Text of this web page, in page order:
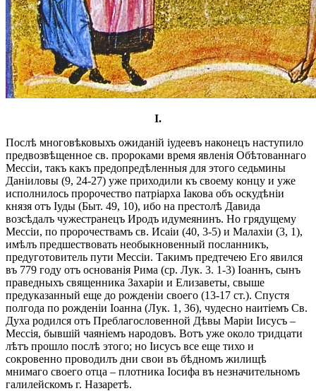
I.
Послѣ многовѣковыхъ ожиданій іудеевъ наконецъ наступило
предвозвѣщенное св. пророками время явленія Обѣтованнаго
Мессіи, такъ какъ предопредѣленныя для этого седьмины
Даніиловы (9, 24-27) уже приходили къ своему концу и уже
исполнилось пророчество патріарха Іакова объ оскудѣніи
князя отъ Іуды (Быт. 49, 10), ибо на престолѣ Давида
возсѣдалъ чужестранецъ Иродъ идумеянинъ. Но грядущему
Мессіи, по пророчествамъ св. Исаіи (40, 3-5) и Малахіи (3, 1),
имѣлъ предшествовать необыкновенный посланникъ,
предуготовитель пути Мессіи. Такимъ предтечею Его явился
въ 779 году отъ основанія Рима (ср. Лук. 3. 1-3) Іоаннъ, сынъ
праведныхъ священника Захаріи и Елизаветы, свыше
предуказанный еще до рожденіи своего (13-17 ст.). Спустя
полгода по рожденіи Іоанна (Лук. 1, 36), чудесно наитіемъ Св.
Духа родился отъ Преблагословенной Дѣвы Маріи Іисусъ –
Мессія, бывшій чаяніемъ народовъ. Вотъ уже около тридцати
лѣтъ прошло послѣ этого; но Іисусъ все еще тихо и
сокровенно проводилъ дни свои въ бѣдномъ жилищѣ
мнимаго своего отца – плотника Іосифа въ незначительномъ
галилейскомъ г. Назаретѣ.